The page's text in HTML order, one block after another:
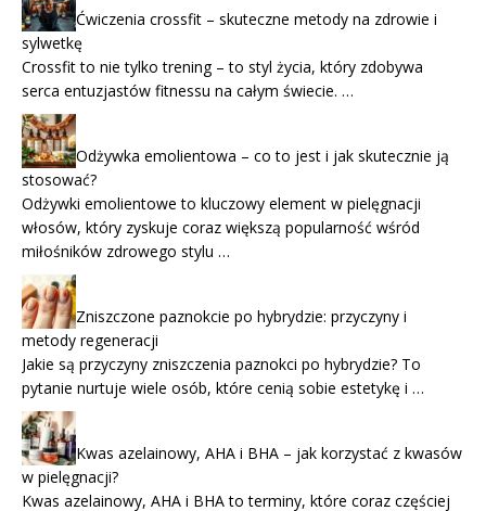
Ćwiczenia crossfit – skuteczne metody na zdrowie i
sylwetkę
Crossfit to nie tylko trening – to styl życia, który zdobywa
serca entuzjastów fitnessu na całym świecie. …
Odżywka emolientowa – co to jest i jak skutecznie ją
stosować?
Odżywki emolientowe to kluczowy element w pielęgnacji
włosów, który zyskuje coraz większą popularność wśród
miłośników zdrowego stylu …
Zniszczone paznokcie po hybrydzie: przyczyny i
metody regeneracji
Jakie są przyczyny zniszczenia paznokci po hybrydzie? To
pytanie nurtuje wiele osób, które cenią sobie estetykę i …
Kwas azelainowy, AHA i BHA – jak korzystać z kwasów
w pielęgnacji?
Kwas azelainowy, AHA i BHA to terminy, które coraz częściej